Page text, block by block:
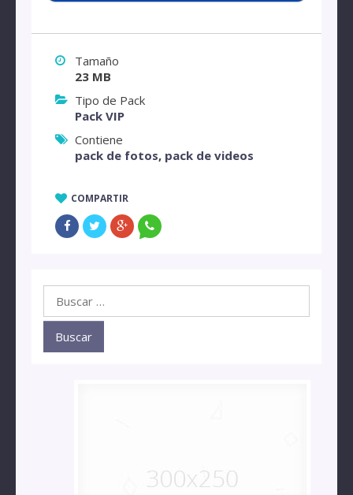
Tamaño
23 MB
Tipo de Pack
Pack VIP
Contiene
pack de fotos, pack de videos
COMPARTIR